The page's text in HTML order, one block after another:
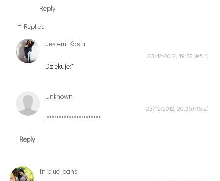
Reply
Replies
Jestem Kasia
23/12/2012, 19:32
Dziękuję:*
Unknown
23/12/2012, 20:35
;**********************
Reply
In blue jeans